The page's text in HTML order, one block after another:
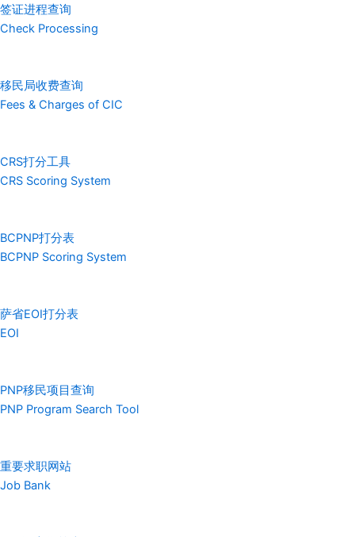
签证进程查询
Check Processing
移民局收费查询
Fees & Charges of CIC
CRS打分工具
CRS Scoring System
BCPNP打分表
BCPNP Scoring System
萨省EOI打分表
EOI
PNP移民项目查询
PNP Program Search Tool
重要求职网站
Job Bank